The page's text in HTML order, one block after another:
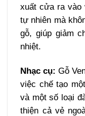
xuất cửa ra vào
tự nhiên mà
gỗ, giúp giảm
nhiệt.
Nhạc cụ:Gỗ
việc chế tạo
và một số loại
thiện cả vẻ